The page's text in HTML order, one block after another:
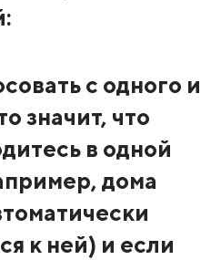
с одного и
значит, что
в одной
дома
к ней) и если